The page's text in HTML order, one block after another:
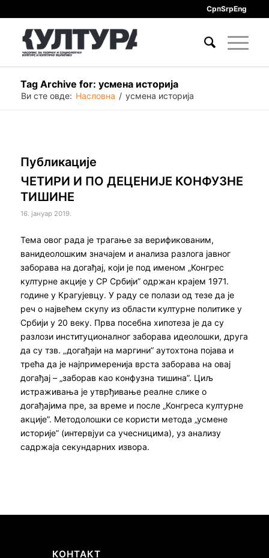
СрпSrpEng
Tag Archive for: усмена историја
Ви сте овде: Насловна / усмена историја
Публикације
ЧЕТИРИ И ПО ДЕЦЕНИЈЕ КОНФУЗНЕ
ТИШИНЕ
16. јануар 2019.
Тема овог рада је трагање за верификованим,
ванидеолошким значајем и анализа разлога јавног
заборава на догађај, који је под именом „Конгрес
културне акције у СР Србији” одржан крајем 1971.
године у Крагујевцу. У раду се полази од тезе да је
реч о највећем скупу из области културне политике у
Србији у 20 веку. Прва посебна хипотеза је да су
разлози институционалног заборава идеолошки, друга
да су тзв. „догађаји на маргини” аутохтона појава и
трећа да је најпримеренија врста заборава на овај
догађај – „заборав као конфузна тишина”. Циљ
истраживања је утврђивање реалне слике о
догађајима пре, за време и после „Конгреса културне
акције”. Методолошки се користи метода „усмене
историје” (интервјуи са учесницима), уз анализу
садржаја секундарних извора.
КОНТАКТ